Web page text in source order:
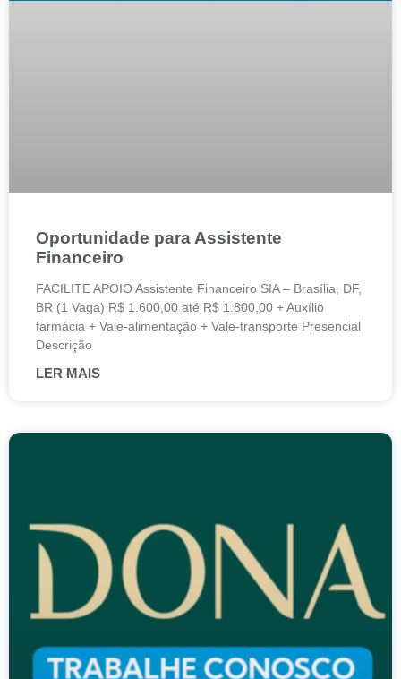
Oportunidade para Assistente
Financeiro
FACILITE APOIO Assistente Financeiro SIA – Brasília, DF,
BR (1 Vaga) R$ 1.600,00 até R$ 1.800,00 + Auxílio
farmácia + Vale-alimentação + Vale-transporte Presencial
Descrição
LER MAIS